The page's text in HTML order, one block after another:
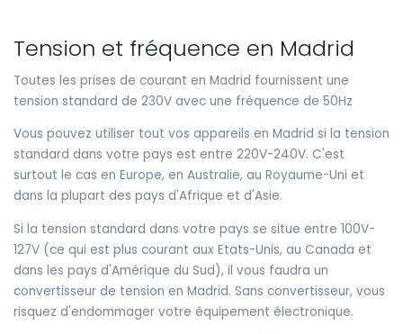
Tension et fréquence en Madrid
Toutes les prises de courant en Madrid fournissent une
tension standard de 230V avec une fréquence de 50Hz
Vous pouvez utiliser tout vos appareils en Madrid si la tension
standard dans votre pays est entre 220V-240V. C'est
surtout le cas en Europe, en Australie, au Royaume-Uni et
dans la plupart des pays d'Afrique et d'Asie.
Si la tension standard dans votre pays se situe entre 100V-
127V (ce qui est plus courant aux Etats-Unis, au Canada et
dans les pays d'Amérique du Sud), il vous faudra un
convertisseur de tension en Madrid. Sans convertisseur, vous
risquez d'endommager votre équipement électronique.